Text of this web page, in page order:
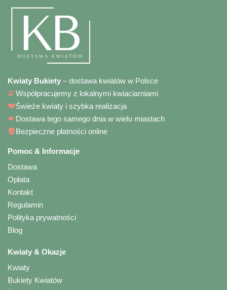
Kwiaty Bukiety – dostawa kwiatów w Polsce
Współpracujemy z lokalnymi kwiaciarniami
Świeże kwiaty i szybka realizacja
Dostawa tego samego dnia w wielu miastach
Bezpieczne płatności online
Pomoc & Informacje
Dostawa
Opłata
Kontakt
Regulamin
Polityka prywatności
Blog
Kwiaty & Okazje
Kwiaty
Bukiety Kwiatów